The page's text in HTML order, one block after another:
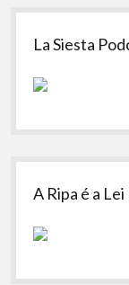
Sidebar
La Siesta
A Ripa é a Lei